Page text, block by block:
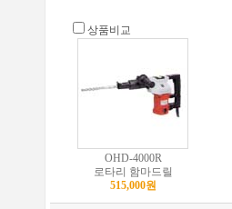
상품비교
OHD-4000R
로타리 함마드릴
515,000원